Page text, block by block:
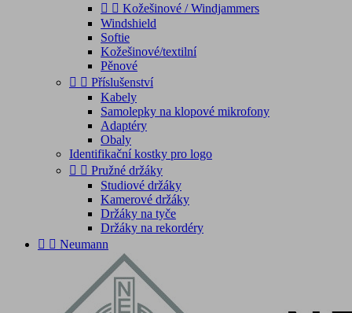
  Kožešinové / Windjammers
Windshield
Softie
Kožešinové/textilní
Pěnové
  Příslušenství
Kabely
Samolepky na klopové mikrofony
Adaptéry
Obaly
Identifikační kostky pro logo
  Pružné držáky
Studiové držáky
Kamerové držáky
Držáky na tyče
Držáky na rekordéry
  Neumann